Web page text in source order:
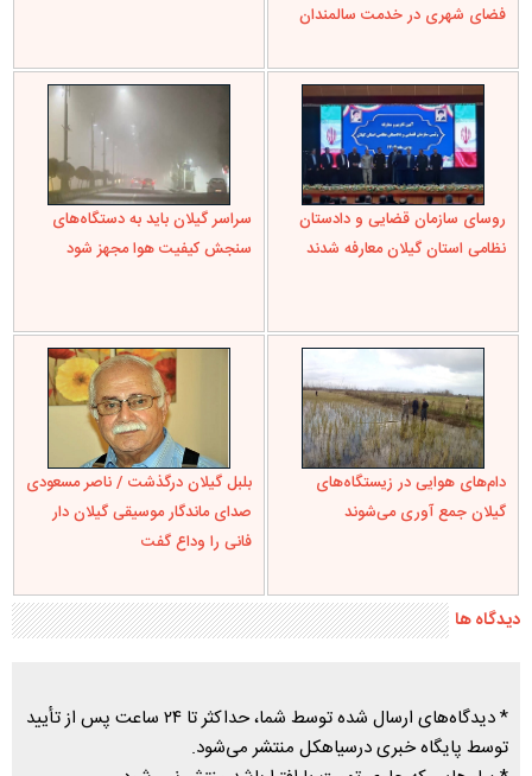
فضای شهری در خدمت سالمندان
روسای سازمان قضایی و دادستان
نظامی استان گیلان معارفه شدند
سراسر گیلان باید به دستگاه‌های
سنجش کیفیت هوا مجهز شود
دام‌های هوایی در زیستگاه‌های
گیلان جمع آوری می‌شوند
بلبل گیلان درگذشت / ناصر مسعودی
صدای ماندگار موسیقی گیلان دار
فانی را وداع گفت
دیدگاه ها
* دیدگاه‌های ارسال شده توسط شما، حداکثر تا ۲۴ ساعت پس از تأیید
توسط پایگاه خبری درسیاهکل منتشر می‌شود.